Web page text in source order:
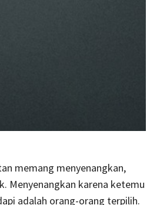
memang menyenangkan,
Menyenangkan karena ketemu
adalah orang-orang terpilih.